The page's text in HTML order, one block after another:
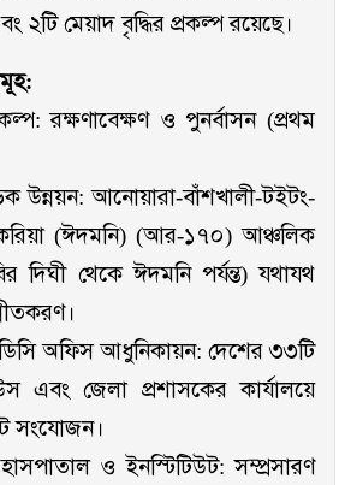
২টি মেয়াদ বৃদ্ধির প্রকল্প রয়েছে।
রক্ষণাবেক্ষণ ও পুনর্বাসন (প্রথম
উন্নয়ন: আনোয়ারা-বাঁশখালী-টইটং-
(ঈদমনি) (আর-১৭০) আঞ্চলিক
দিঘী থেকে ঈদমনি পর্যন্ত) যথাযথ
অফিস আধুনিকায়ন: দেশের ৩৩টি
এবং জেলা প্রশাসকের কার্যালয়ে
সংযোজন।
ও ইনস্টিটিউট: সম্প্রসারণ